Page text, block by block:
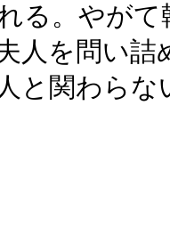
る。やが
人を問い
と関わら